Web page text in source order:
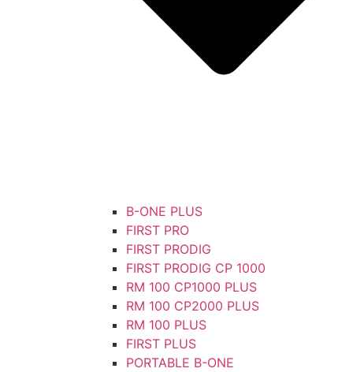
B-ONE PLUS
FIRST PRO
FIRST PRODIG
FIRST PRODIG CP 1000
RM 100 CP1000 PLUS
RM 100 CP2000 PLUS
RM 100 PLUS
FIRST PLUS
PORTABLE B-ONE